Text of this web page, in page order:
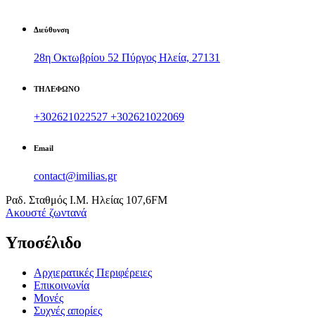
Διεύθυνση
28η Οκτωβρίου 52 Πύργος Ηλεία, 27131
ΤΗΛΕΦΩΝΟ
+302621022527 +302621022069
Email
contact@imilias.gr
Ραδ. Σταθμός Ι.Μ. Ηλείας 107,6FM
Aκουστέ ζωντανά
Υποσέλιδο
Αρχιερατικές Περιφέρειες
Επικοινωνία
Μονές
Συχνές απορίες